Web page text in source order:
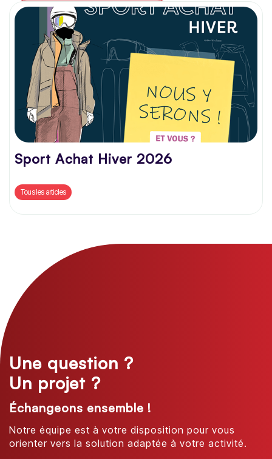
Sport Achat Hiver 2026
Tous les articles
Une question ?
Un projet ?
Échangeons ensemble !
Notre équipe est à votre disposition pour vous
orienter vers la solution adaptée à votre activité.